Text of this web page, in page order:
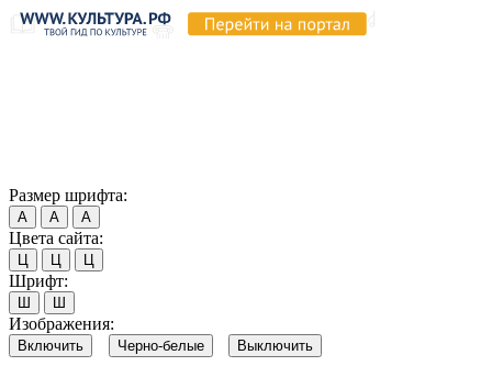
Размер шрифта:
А А А
Цвета сайта:
Ц Ц Ц
Шрифт:
Ш Ш
Изображения:
Включить Черно-белые Выключить